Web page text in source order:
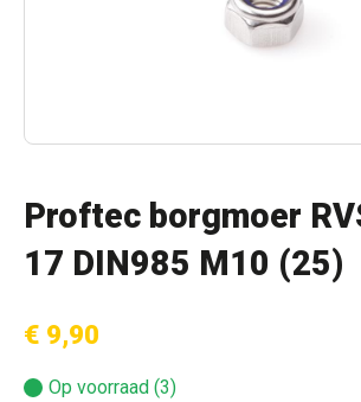
Proftec borgmoer
17 DIN985 M10 (25)
€ 9,90
Op voorraad (3)